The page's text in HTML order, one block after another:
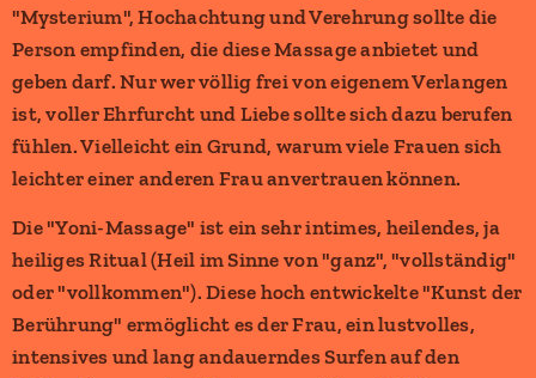
"Mysterium", Hochachtung und Verehrung sollte die
Person empfinden, die diese Massage anbietet und
geben darf. Nur wer völlig frei von eigenem Verlangen
ist, voller Ehrfurcht und Liebe sollte sich dazu berufen
fühlen. Vielleicht ein Grund, warum viele Frauen sich
leichter einer anderen Frau anvertrauen können.
Die "Yoni-Massage" ist ein sehr intimes, heilendes, ja
heiliges Ritual (Heil im Sinne von "ganz", "vollständig"
oder "vollkommen"). Diese hoch entwickelte "Kunst der
Berührung" ermöglicht es der Frau, ein lustvolles,
intensives und lang andauerndes Surfen auf den